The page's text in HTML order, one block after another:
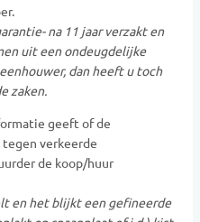
na 11 jaar verzakt en
uit een ondeugdelijke
dan heeft u toch
zaken.
geeft of de
verkeerde
de koop/huur
en het blijkt een gefineerde